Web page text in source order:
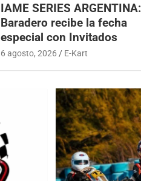
IAME SERIES ARGENTINA:
Baradero recibe la fecha
especial con Invitados
6 agosto, 2026 E-Kart